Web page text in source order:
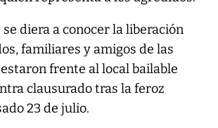
se diera a conocer la liberación
familiares y amigos de las
frente al local bailable
clausurado tras la feroz
23 de julio.